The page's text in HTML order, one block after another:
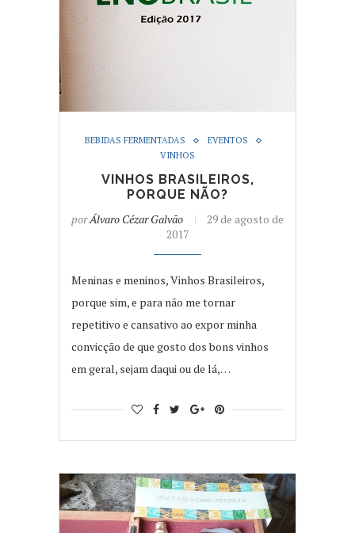
BEBIDAS FERMENTADAS
EVENTOS
VINHOS
VINHOS BRASILEIROS,
PORQUE NÃO?
porÁlvaro Cézar Galvão
29 de agosto de
2017
Meninas e meninos, Vinhos Brasileiros,
porque sim, e para não me tornar
repetitivo e cansativo ao expor minha
convicção de que gosto dos bons vinhos
em geral, sejam daqui ou de lá,…